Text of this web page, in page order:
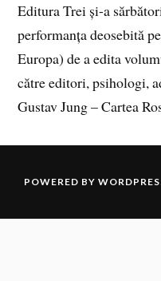
Editura Trei și-a
performanța deosebită
Europa) de a edita
către editori, psihologi,
Gustav Jung – Cartea
POWERED BY